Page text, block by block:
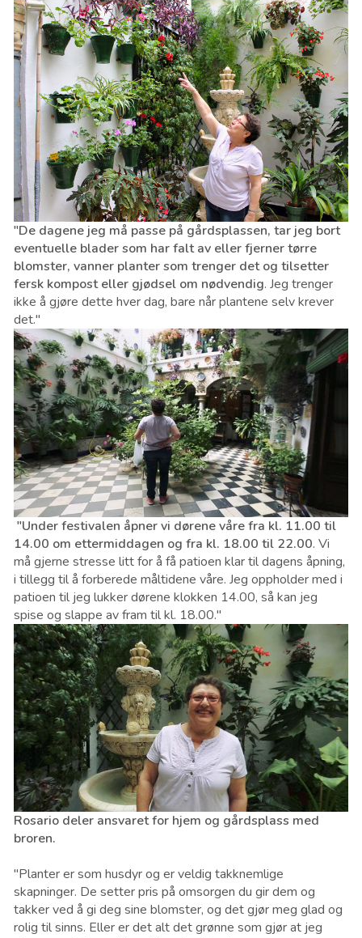
"De dagene jeg må passe på gårdsplassen, tar jeg bort
eventuelle blader som har falt av eller fjerner tørre
blomster, vanner planter som trenger det og tilsetter
fersk kompost eller gjødsel om nødvendig. Jeg trenger
ikke å gjøre dette hver dag, bare når plantene selv krever
det."
"Under festivalen åpner vi dørene våre fra kl. 11.00 til
14.00 om ettermiddagen og fra kl. 18.00 til 22.00. Vi
må gjerne stresse litt for å få patioen klar til dagens åpning,
i tillegg til å forberede måltidene våre. Jeg oppholder med i
patioen til jeg lukker dørene klokken 14.00, så kan jeg
spise og slappe av fram til kl. 18.00."
Rosario deler ansvaret for hjem og gårdsplass med
broren.
"Planter er som husdyr og er veldig takknemlige
skapninger. De setter pris på omsorgen du gir dem og
takker ved å gi deg sine blomster, og det gjør meg glad og
rolig til sinns. Eller er det alt det grønne som gjør at jeg